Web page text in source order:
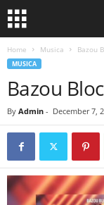
Home Musica Bazou
MUSICA
Bazou
By Admin - December 7,